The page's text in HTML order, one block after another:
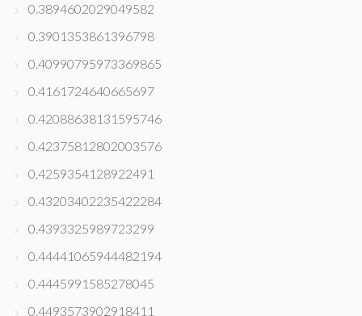
0.3894602029049582
0.3901353861396798
0.40990795973369865
0.4161724640665697
0.42088638131595746
0.42375812802003576
0.4259354128922491
0.43203402235422284
0.4393325989723299
0.44441065944482194
0.4445991585278045
0.4493573902918411